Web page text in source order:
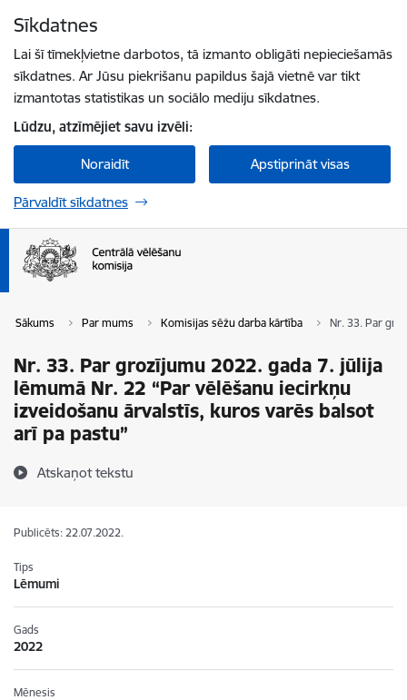
Sīkdatnes
Lai šī tīmekļvietne darbotos, tā izmanto obligāti nepieciešamās
sīkdatnes. Ar Jūsu piekrišanu papildus šajā vietnē var tikt
izmantotas statistikas un sociālo mediju sīkdatnes.
Lūdzu, atzīmējiet savu izvēli:
Noraidīt Apstiprināt visas
Pārvaldīt sīkdatnes
Sākums Par mums Komisijas sēžu darba kārtība Nr. 33. Par
Nr. 33. Par grozījumu 2022. gada 7. jūlija
lēmumā Nr. 22 “Par vēlēšanu iecirkņu
izveidošanu ārvalstīs, kuros varēs balsot
arī pa pastu”
Atskaņot tekstu
Publicēts: 22.07.2022.
Tips
Lēmumi
Gads
2022
Mēnesis